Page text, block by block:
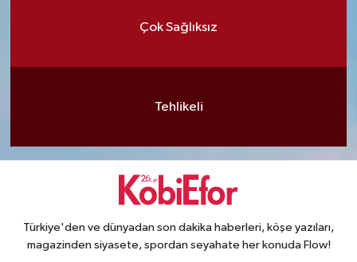
Çok Sağlıksız
Tehlikeli
Türkiye'den ve dünyadan son dakika haberleri, köşe yazıları,
magazinden siyasete, spordan seyahate her konuda Flow!